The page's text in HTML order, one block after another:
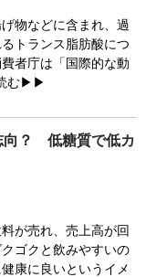
他）（583)
43)
ースガイド（101)
物などに含まれ、過
トランス脂肪酸につ
者庁は「国際的な動
む▶▶
向？ 低糖質で低カ
が売れ、売上高が回
ゴクと飲みやすいの
康に良いというイメ